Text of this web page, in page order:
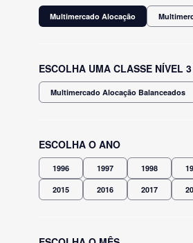
Multimercado Alocação
ESCOLHA UMA CLASSE NÍVEL 3
Multimercado Alocação Balanceados
ESCOLHA O ANO
1996 1997 1998
2015 2016 2017